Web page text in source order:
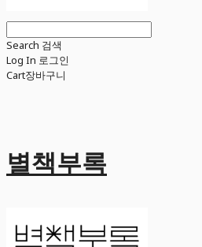
Search 검색
Log In 로그인
Cart장바구니
별책부록